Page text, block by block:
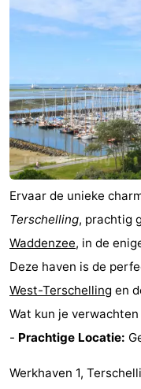
Kaap
West
-
Résidence
Terschelling
-
Strandappartementen
West
-
Tjermelân
Bed
breakfasts)
Hotels
-
De
-
Ervaar de unieke
Terschelling, prachtig
Waddenzee, in de
Deze haven is de
West-Terschelling en
Wat kun je
- Prachtige Locatie:
Werkhaven 1,